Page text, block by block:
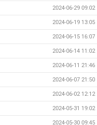
2024-06-29 09:02
2024-06-19 13:05
2024-06-15 16:07
2024-06-14 11:02
2024-06-11 21:46
2024-06-07 21:50
2024-06-02 12:12
2024-05-31 19:02
2024-05-30 09:45